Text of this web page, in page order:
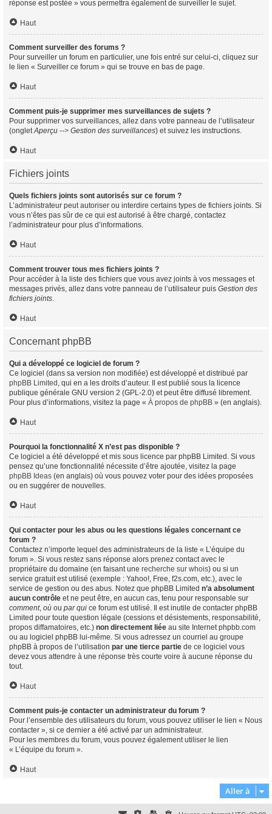
réponse est postée » vous permettra également de surveiller le sujet.
Haut
Comment surveiller des forums ?
Pour surveiller un forum en particulier, une fois entré sur celui-ci, cliquez sur
le lien « Surveiller ce forum » qui se trouve en bas de page.
Haut
Comment puis-je supprimer mes surveillances de sujets ?
Pour supprimer vos surveillances, allez dans votre panneau de l’utilisateur
(ongletAperçu --> Gestion des surveillances) et suivez les instructions.
Haut
Fichiers joints
Quels fichiers joints sont autorisés sur ce forum ?
L’administrateur peut autoriser ou interdire certains types de fichiers joints. Si
vous n’êtes pas sûr de ce qui est autorisé à être chargé, contactez
l’administrateur pour plus d’informations.
Haut
Comment trouver tous mes fichiers joints ?
Pour accéder à la liste des fichiers que vous avez joints à vos messages et
messages privés, allez dans votre panneau de l’utilisateur puis Gestion des
fichiers joints.
Haut
Concernant phpBB
Qui a développé ce logiciel de forum ?
Ce logiciel (dans sa version non modifiée) est développé et distribué par
phpBB Limited , qui en a les droits d’auteur. Il est publié sous la licence
publique générale GNU version 2 (GPL-2.0) et peut être diffusé librement.
Pour plus d’informations, visitez la page « À propos de phpBB » (en anglais).
Haut
Pourquoi la fonctionnalité X n’est pas disponible ?
Ce logiciel a été développé et mis sous licence par phpBB Limited. Si vous
pensez qu’une fonctionnalité nécessite d’être ajoutée, visitez la page
phpBB Ideas (en anglais) où vous pouvez voter pour des idées proposées
ou en suggérer de nouvelles.
Haut
Qui contacter pour les abus ou les questions légales concernant ce
forum ?
Contactez n’importe lequel des administrateurs de la liste « L’équipe du
forum ». Si vous restez sans réponse alors prenez contact avec le
propriétaire du domaine (en faisant une recherche sur whois) ou si un
service gratuit est utilisé (exemple : Yahoo!, Free, f2s.com, etc.), avec le
service de gestion ou des abus. Notez que phpBB Limited n’a absolument
aucun contrôle et ne peut être, en aucun cas, tenu pour responsable sur
comment, où ou par qui ce forum est utilisé. Il est inutile de contacter phpBB
Limited pour toute question légale (cessions et désistements, responsabilité,
propos diffamatoires, etc.) non directement liée au site Internet phpbb.com
ou au logiciel phpBB lui-même. Si vous adressez un courriel au groupe
phpBB à propos de l’utilisation par une tierce partie de ce logiciel vous
devez vous attendre à une réponse très courte voire à aucune réponse du
tout.
Haut
Comment puis-je contacter un administrateur du forum ?
Pour l’ensemble des utilisateurs du forum, vous pouvez utiliser le lien « Nous
contacter », si ce dernier a été activé par un administrateur.
Pour les membres du forum, vous pouvez également utiliser le lien
« L’équipe du forum ».
Haut
Aller à